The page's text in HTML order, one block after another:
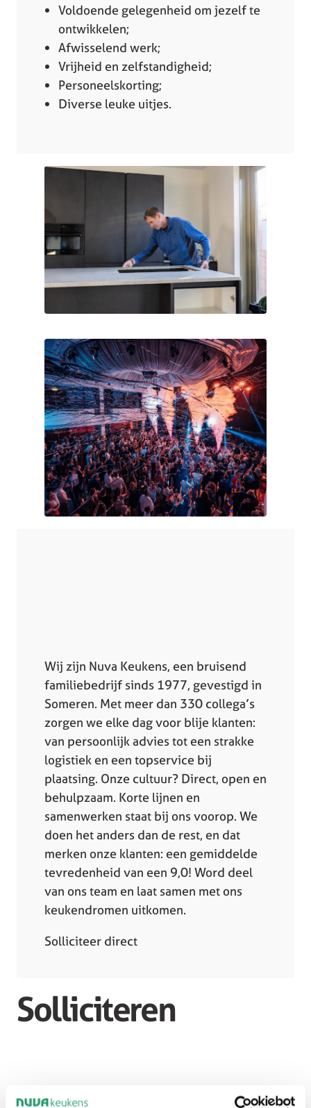
Voldoende gelegenheid om jezelf te
ontwikkelen;
Afwisselend werk;
Vrijheid en zelfstandigheid;
Personeelskorting;
Diverse leuke uitjes.
Wij zijn Nuva Keukens, een bruisend
familiebedrijf sinds 1977, gevestigd in
Someren. Met meer dan 330 collega’s
zorgen we elke dag voor blije klanten:
van persoonlijk advies tot een strakke
logistiek en een topservice bij
plaatsing. Onze cultuur? Direct, open en
behulpzaam. Korte lijnen en
samenwerken staat bij ons voorop. We
doen het anders dan de rest, en dat
merken onze klanten: een gemiddelde
tevredenheid van een 9,0! Word deel
van ons team en laat samen met ons
keukendromen uitkomen.
Solliciteer direct
Solliciteren